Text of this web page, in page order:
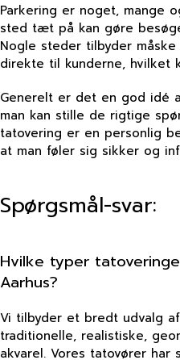
Parkering er noget, mange
sted tæt på kan gøre
Nogle steder tilbyder
direkte til kunderne, hvilket
Generelt er det en god idé
man kan stille de rigtige
tatovering er en personlig
at man føler sig sikker og
Spørgsmål-svar:
Hvilke typer
Aarhus?
Vi tilbyder et bredt udvalg
traditionelle, realistiske,
akvarel. Vores tatovører